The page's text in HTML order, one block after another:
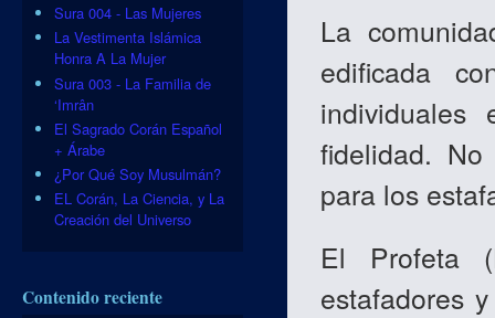
La
edificada
individuales
fidelidad.
para los
El Profeta
estafadores
Sura 004 - Las Mujeres
La Vestimenta Islámica
Honra A La Mujer
Sura 003 - La Familia de
‘Imrân
El Sagrado Corán Español
+ Árabe
¿Por Qué Soy Musulmán?
EL Corán, La Ciencia, y La
Creación del Universo
Contenido reciente